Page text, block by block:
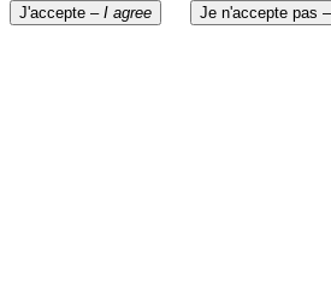
J'accepte – I agree Je n'accepte pas –